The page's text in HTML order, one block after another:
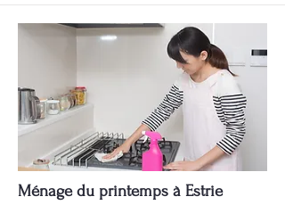
Ménage du printemps à Estrie